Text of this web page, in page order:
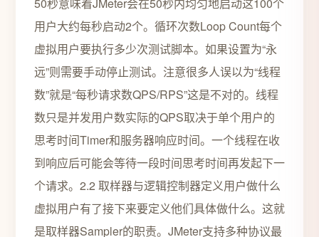
用户大约每秒启动2个。循环次数Loop Count每个
虚拟用户要执行多少次测试脚本。如果设置为“永
远”则需要手动停止测试。注意很多人误以为“线程
数”就是“每秒请求数QPS/RPS”这是不对的。线程
数只是并发用户数实际的QPS取决于单个用户的
思考时间Timer和服务器响应时间。一个线程在收
到响应后可能会等待一段时间思考时间再发起下一
个请求。2.2 取样器与逻辑控制器定义用户做什么
虚拟用户有了接下来要定义他们具体做什么。这就
是取样器Sampler的职责。JMeter支持多种协议最